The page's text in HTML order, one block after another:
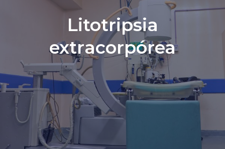
Información al Paciente
Programas y Convenios
Litotripsia
extracorpórea